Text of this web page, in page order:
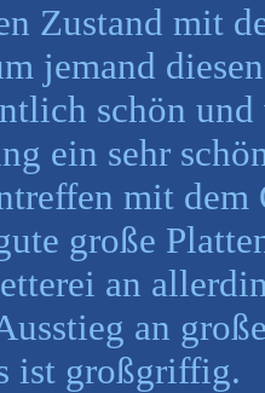
Zustand mit
jemand
schön
ein sehr
mit
große
an
an
ist großgriffig.